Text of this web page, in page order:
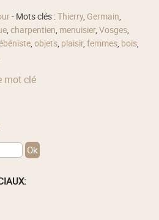
- Mots clés :Thierry, Germain,
,charpentien, menuisier,Vosges,
,objets, plaisir,femmes, bois,
mot clé